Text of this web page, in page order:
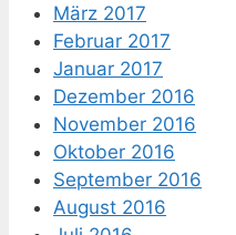
März 2017
Februar 2017
Januar 2017
Dezember 2016
November 2016
Oktober 2016
September 2016
August 2016